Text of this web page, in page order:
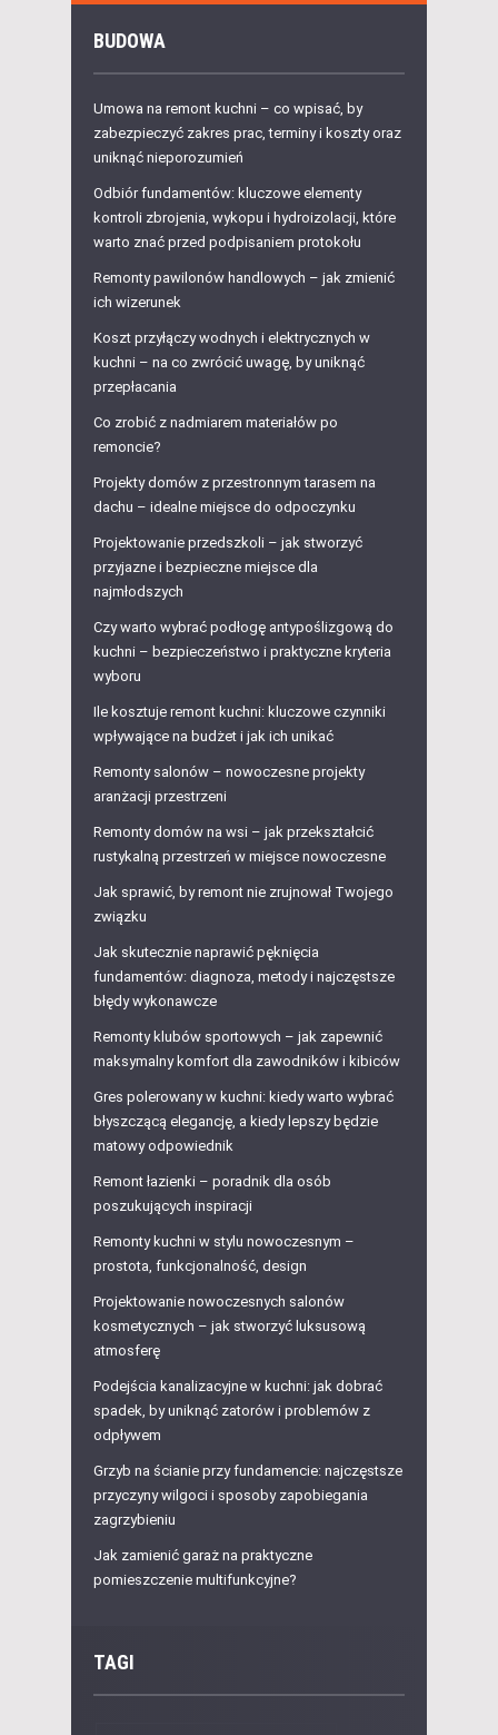
BUDOWA
Umowa na remont kuchni – co wpisać, by
zabezpieczyć zakres prac, terminy i koszty oraz
uniknąć nieporozumień
Odbiór fundamentów: kluczowe elementy
kontroli zbrojenia, wykopu i hydroizolacji, które
warto znać przed podpisaniem protokołu
Remonty pawilonów handlowych – jak zmienić
ich wizerunek
Koszt przyłączy wodnych i elektrycznych w
kuchni – na co zwrócić uwagę, by uniknąć
przepłacania
Co zrobić z nadmiarem materiałów po
remoncie?
Projekty domów z przestronnym tarasem na
dachu – idealne miejsce do odpoczynku
Projektowanie przedszkoli – jak stworzyć
przyjazne i bezpieczne miejsce dla
najmłodszych
Czy warto wybrać podłogę antypoślizgową do
kuchni – bezpieczeństwo i praktyczne kryteria
wyboru
Ile kosztuje remont kuchni: kluczowe czynniki
wpływające na budżet i jak ich unikać
Remonty salonów – nowoczesne projekty
aranżacji przestrzeni
Remonty domów na wsi – jak przekształcić
rustykalną przestrzeń w miejsce nowoczesne
Jak sprawić, by remont nie zrujnował Twojego
związku
Jak skutecznie naprawić pęknięcia
fundamentów: diagnoza, metody i najczęstsze
błędy wykonawcze
Remonty klubów sportowych – jak zapewnić
maksymalny komfort dla zawodników i kibiców
Gres polerowany w kuchni: kiedy warto wybrać
błyszczącą elegancję, a kiedy lepszy będzie
matowy odpowiednik
Remont łazienki – poradnik dla osób
poszukujących inspiracji
Remonty kuchni w stylu nowoczesnym –
prostota, funkcjonalność, design
Projektowanie nowoczesnych salonów
kosmetycznych – jak stworzyć luksusową
atmosferę
Podejścia kanalizacyjne w kuchni: jak dobrać
spadek, by uniknąć zatorów i problemów z
odpływem
Grzyb na ścianie przy fundamencie: najczęstsze
przyczyny wilgoci i sposoby zapobiegania
zagrzybieniu
Jak zamienić garaż na praktyczne
pomieszczenie multifunkcyjne?
TAGI